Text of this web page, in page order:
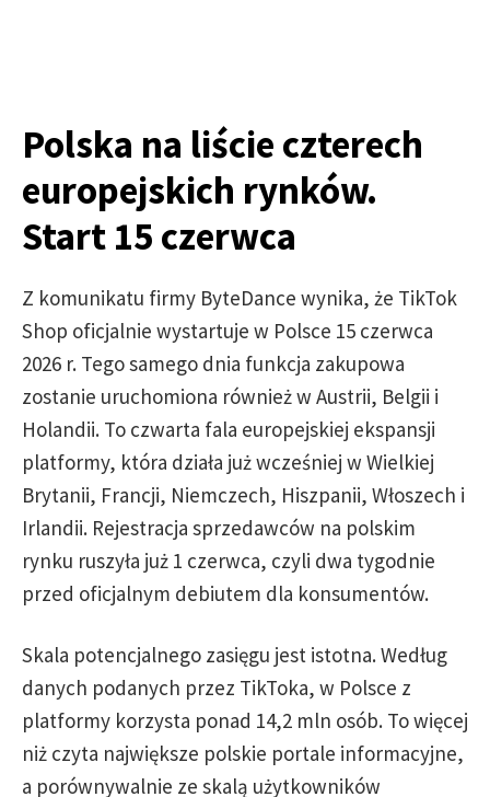
Polska na liście czterech
europejskich rynków.
Start 15 czerwca
Z komunikatu firmy ByteDance wynika, że TikTok
Shop oficjalnie wystartuje w Polsce 15 czerwca
2026 r. Tego samego dnia funkcja zakupowa
zostanie uruchomiona również w Austrii, Belgii i
Holandii. To czwarta fala europejskiej ekspansji
platformy, która działa już wcześniej w Wielkiej
Brytanii, Francji, Niemczech, Hiszpanii, Włoszech i
Irlandii. Rejestracja sprzedawców na polskim
rynku ruszyła już 1 czerwca, czyli dwa tygodnie
przed oficjalnym debiutem dla konsumentów.
Skala potencjalnego zasięgu jest istotna. Według
danych podanych przez TikToka, w Polsce z
platformy korzysta ponad 14,2 mln osób. To więcej
niż czyta największe polskie portale informacyjne,
a porównywalnie ze skalą użytkowników